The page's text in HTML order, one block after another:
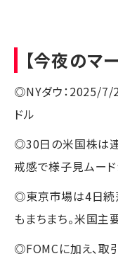
【今夜のマ
◎NYダウ：2025/
ドル
◎30日の米国株は
戒感で様子見ムー
◎東京市場は4日続
もまちまち。米国
◎FOMCに加え、取